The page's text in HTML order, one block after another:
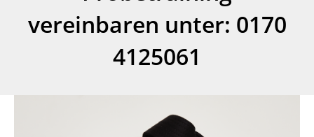
vereinbaren unter: 0170
4125061